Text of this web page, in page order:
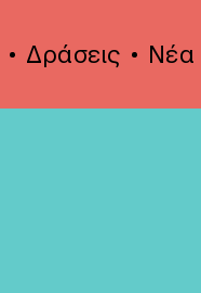
Δράσεις Νέα